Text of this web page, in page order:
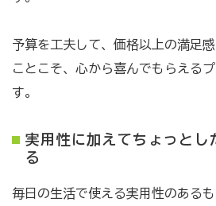
予算を工夫して、価格以上の満足
ことこそ、心から喜んでもらえる
す。
実用性に加えてちょっとし
る
毎日の生活で使える実用性のある